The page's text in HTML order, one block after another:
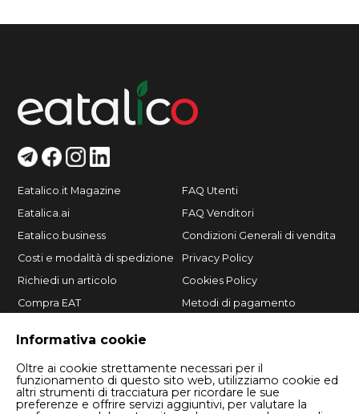
Informativa cookie
Oltre ai cookie strettamente necessari per il
funzionamento di questo sito web, utilizziamo cookie ed
altri strumenti di tracciatura per ricordare le sue
preferenze e offrire servizi aggiuntivi, per valutare la
Eatalico.it Magazine
Eatalica.ai
Eatalico.business
Costi e modalità di spedizione
Richiedi un articolo
Compra EAT
FAQ Utenti
FAQ Venditori
Condizioni Generali di vendita
Privacy Policy
Cookies Policy
Metodi di pagamento